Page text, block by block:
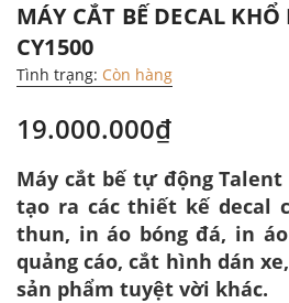
MÁY CẮT BẾ DECAL
CY1500
Tình trạng: Còn hàng
19.000.000₫
Máy cắt bế tự động Talent
tạo ra các thiết kế decal
thun, in áo bóng đá, in
quảng cáo, cắt hình dán
sản phẩm tuyệt vời khác.